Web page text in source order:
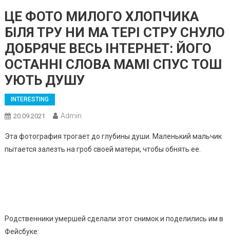
ЦЕ ФОТО МИЛОГО ХЛОПЧИКА
БІЛЯ ТPУ НИ МА ТЕPІ СТPУ СНУЛО
ДОБРЯЧЕ ВЕСЬ ІНТЕРНЕТ: ЙОГО
ОСТАННІ СЛОВА МАМІ СПУС ТОШ
УЮТЬ ДУШУ
INTERESTING
20.09.2021 Admin
Эта фотография трогает до глубины души. Маленький мальчик
пытается залезть на гроб своей матери, чтобы обнять ее.
Родственники умершей сделали этот снимок и поделились им в
Фейсбуке: